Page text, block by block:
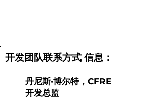
开发团队联系方式 信息：
丹尼斯·博尔特，CFRE
开发总监